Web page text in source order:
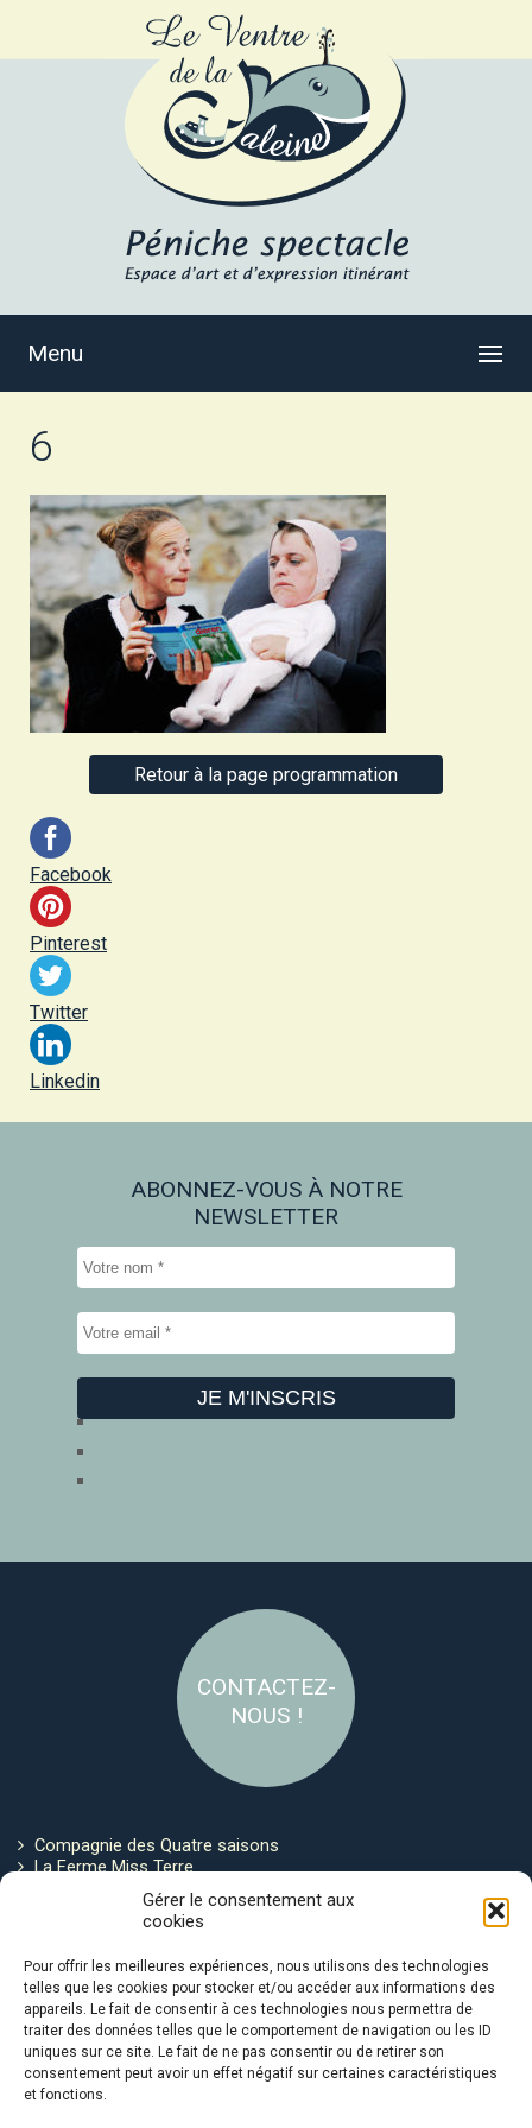
Gérer le consentement aux
cookies
Pour offrir les meilleures expériences, nous utilisons des technologies
telles que les cookies pour stocker et/ou accéder aux informations des
appareils. Le fait de consentir à ces technologies nous permettra de
traiter des données telles que le comportement de navigation ou les ID
uniques sur ce site. Le fait de ne pas consentir ou de retirer son
consentement peut avoir un effet négatif sur certaines caractéristiques
et fonctions.
Menu
6
Retour à la page programmation
Facebook
Pinterest
Twitter
Linkedin
ABONNEZ-VOUS À NOTRE
NEWSLETTER
CONTACTEZ-
NOUS !
Compagnie des Quatre saisons
La Ferme Miss Terre
Politique de cookies